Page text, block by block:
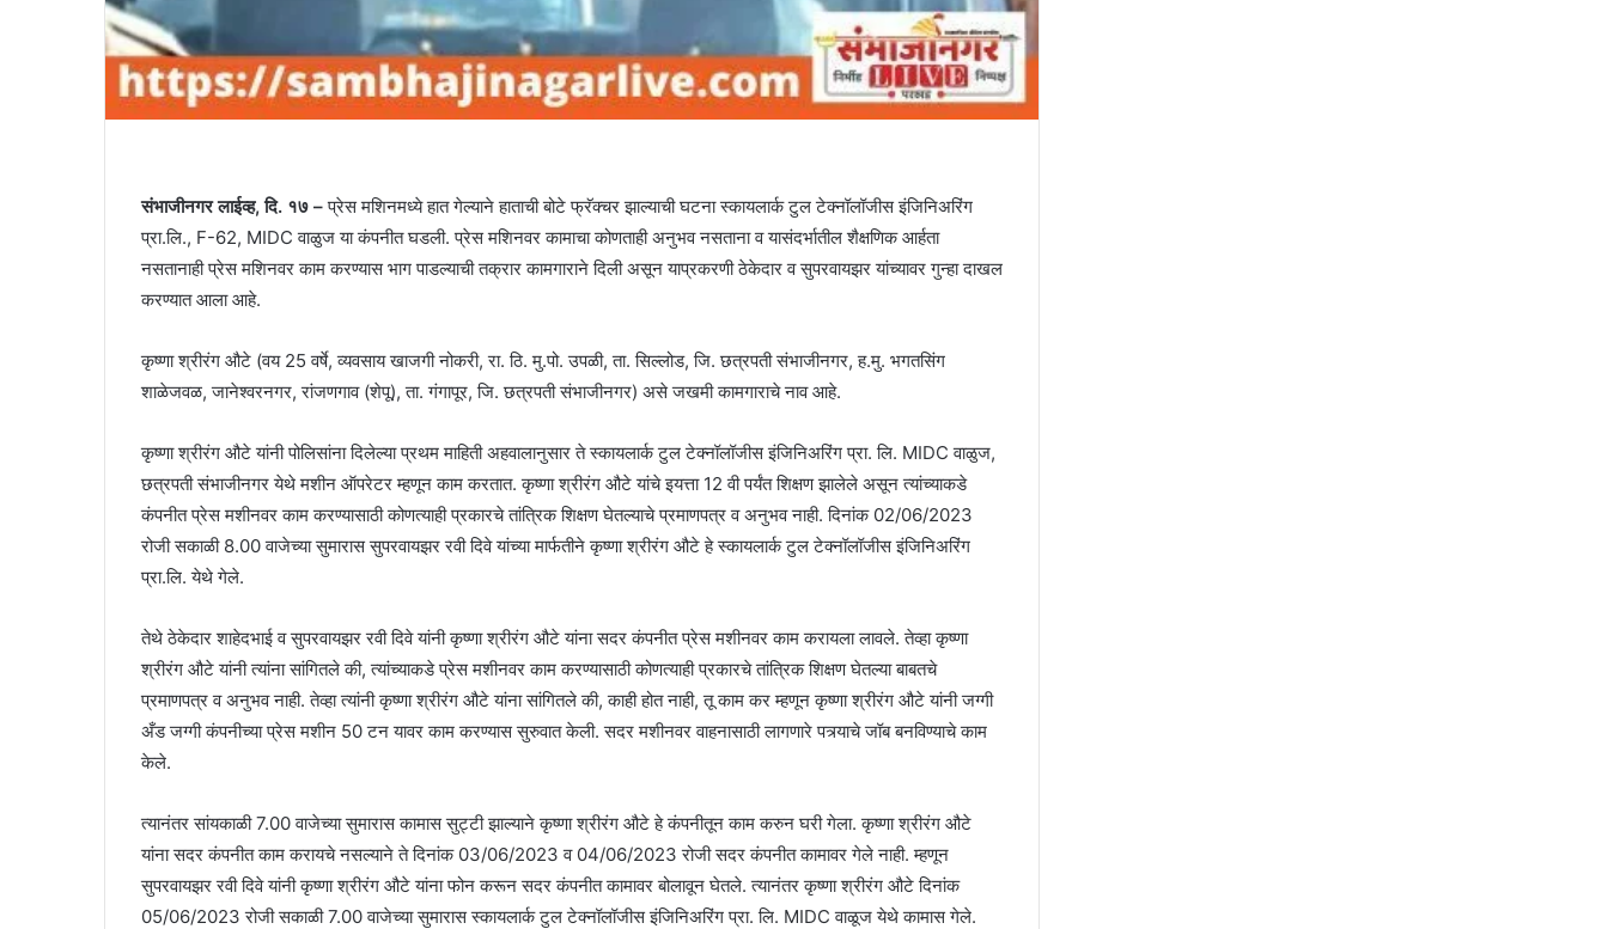
संभाजीनगर लाईव्ह, दि. १७ –प्रेस मशिनमध्ये हात गेल्याने हाताची बोटे फ्रॅक्चर झाल्याची घटना स्कायलार्क टुल टेक्नॉलॉजीस इंजिनिअरिंग
प्रा.लि., F-62, MIDC वाळुज या कंपनीत घडली. प्रेस मशिनवर कामाचा कोणताही अनुभव नसताना व यासंदर्भातील शैक्षणिक आर्हता
नसतानाही प्रेस मशिनवर काम करण्यास भाग पाडल्याची तक्रार कामगाराने दिली असून याप्रकरणी ठेकेदार व सुपरवायझर यांच्यावर गुन्हा दाखल
करण्यात आला आहे.
कृष्णा श्रीरंग औटे (वय 25 वर्षे, व्यवसाय खाजगी नोकरी, रा. ठि. मु.पो. उपळी, ता. सिल्लोड, जि. छत्रपती संभाजीनगर, ह.मु. भगतसिंग
शाळेजवळ, जानेश्वरनगर, रांजणगाव (शेपू), ता. गंगापूर, जि. छत्रपती संभाजीनगर) असे जखमी कामगाराचे नाव आहे.
कृष्णा श्रीरंग औटे यांनी पोलिसांना दिलेल्या प्रथम माहिती अहवालानुसार ते स्कायलार्क टुल टेक्नॉलॉजीस इंजिनिअरिंग प्रा. लि. MIDC वाळुज,
छत्रपती संभाजीनगर येथे मशीन ऑपरेटर म्हणून काम करतात. कृष्णा श्रीरंग औटे यांचे इयत्ता 12 वी पर्यंत शिक्षण झालेले असून त्यांच्याकडे
कंपनीत प्रेस मशीनवर काम करण्यासाठी कोणत्याही प्रकारचे तांत्रिक शिक्षण घेतल्याचे प्रमाणपत्र व अनुभव नाही. दिनांक 02/06/2023
रोजी सकाळी 8.00 वाजेच्या सुमारास सुपरवायझर रवी दिवे यांच्या मार्फतीने कृष्णा श्रीरंग औटे हे स्कायलार्क टुल टेक्नॉलॉजीस इंजिनिअरिंग
प्रा.लि. येथे गेले.
तेथे ठेकेदार शाहेदभाई व सुपरवायझर रवी दिवे यांनी कृष्णा श्रीरंग औटे यांना सदर कंपनीत प्रेस मशीनवर काम करायला लावले. तेव्हा कृष्णा
श्रीरंग औटे यांनी त्यांना सांगितले की, त्यांच्याकडे प्रेस मशीनवर काम करण्यासाठी कोणत्याही प्रकारचे तांत्रिक शिक्षण घेतल्या बाबतचे
प्रमाणपत्र व अनुभव नाही. तेव्हा त्यांनी कृष्णा श्रीरंग औटे यांना सांगितले की, काही होत नाही, तू काम कर म्हणून कृष्णा श्रीरंग औटे यांनी जग्गी
अँड जग्गी कंपनीच्या प्रेस मशीन 50 टन यावर काम करण्यास सुरुवात केली. सदर मशीनवर वाहनासाठी लागणारे पत्र्याचे जॉब बनविण्याचे काम
केले.
त्यानंतर सांयकाळी 7.00 वाजेच्या सुमारास कामास सुट्टी झाल्याने कृष्णा श्रीरंग औटे हे कंपनीतून काम करुन घरी गेला. कृष्णा श्रीरंग औटे
यांना सदर कंपनीत काम करायचे नसल्याने ते दिनांक 03/06/2023 व 04/06/2023 रोजी सदर कंपनीत कामावर गेले नाही. म्हणून
सुपरवायझर रवी दिवे यांनी कृष्णा श्रीरंग औटे यांना फोन करून सदर कंपनीत कामावर बोलावून घेतले. त्यानंतर कृष्णा श्रीरंग औटे दिनांक
05/06/2023 रोजी सकाळी 7.00 वाजेच्या सुमारास स्कायलार्क टुल टेक्नॉलॉजीस इंजिनिअरिंग प्रा. लि. MIDC वाळूज येथे कामास गेले.